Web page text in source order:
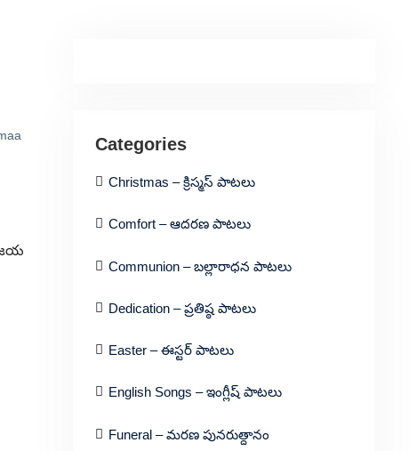
జయ
Categories
Christmas – క్రిస్మస్ పాటలు
Comfort – ఆదరణ పాటలు
Communion – బల్లారాధన పాటలు
Dedication – ప్రతిష్ఠ పాటలు
Easter – ఈస్టర్ పాటలు
English Songs – ఇంగ్లీష్ పాటలు
Funeral – మరణ పునరుత్దానం